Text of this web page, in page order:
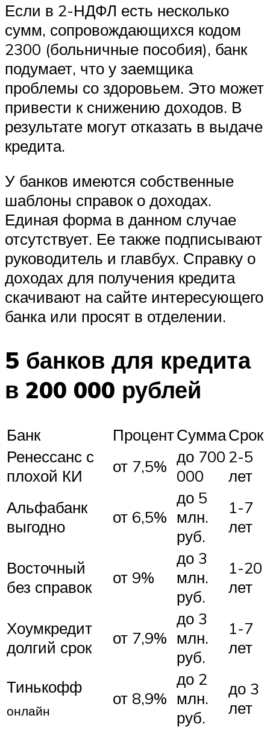
Если в 2-НДФЛ есть несколько
сумм, сопровождающихся кодом
2300 (больничные пособия), банк
подумает, что у заемщика
проблемы со здоровьем. Это может
привести к снижению доходов. В
результате могут отказать в выдаче
кредита.
У банков имеются собственные
шаблоны справок о доходах.
Единая форма в данном случае
отсутствует. Ее также подписывают
руководитель и главбух. Справку о
доходах для получения кредита
скачивают на сайте интересующего
банка или просят в отделении.
5 банков для кредита
в 200 000 рублей
Банк ПроцентСуммаСрок
Ренессанс с
плохой КИ
от 7,5% до 700
000
2-5
лет
Альфабанк
выгодно
от 6,5%
до 5
млн.
руб.
1-7
лет
Восточный
без справок
от 9%
до 3
млн.
руб.
1-20
лет
Хоумкредит
долгий срок
от 7,9%
до 3
млн.
руб.
1-7
лет
Тинькофф
онлайн
от 8,9%
до 2
млн.
руб.
до 3
лет